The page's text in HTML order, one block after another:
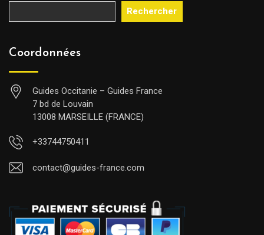
Rechercher
Coordonnées
Guides Occitanie – Guides France
7 bd de Louvain
13008 MARSEILLE (FRANCE)
+33744750411
contact@guides-france.com